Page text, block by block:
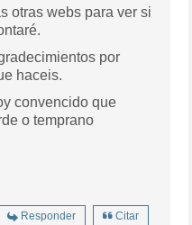
otras webs para ver si
por
haceis.
convencido que
o temprano
Responder Citar